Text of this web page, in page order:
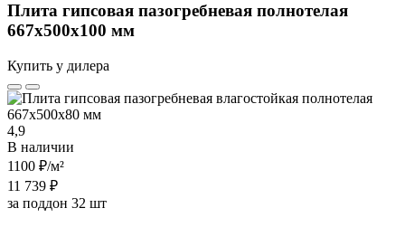
Плита гипсовая пазогребневая полнотелая
667х500х100 мм
Купить у дилера
4,9
В наличии
1100 ₽/м²
11 739 ₽
за поддон 32 шт